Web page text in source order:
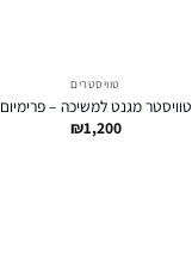
טוויסטרים
טוויסטר מגנט למשיכה – פרימיום
₪1,200